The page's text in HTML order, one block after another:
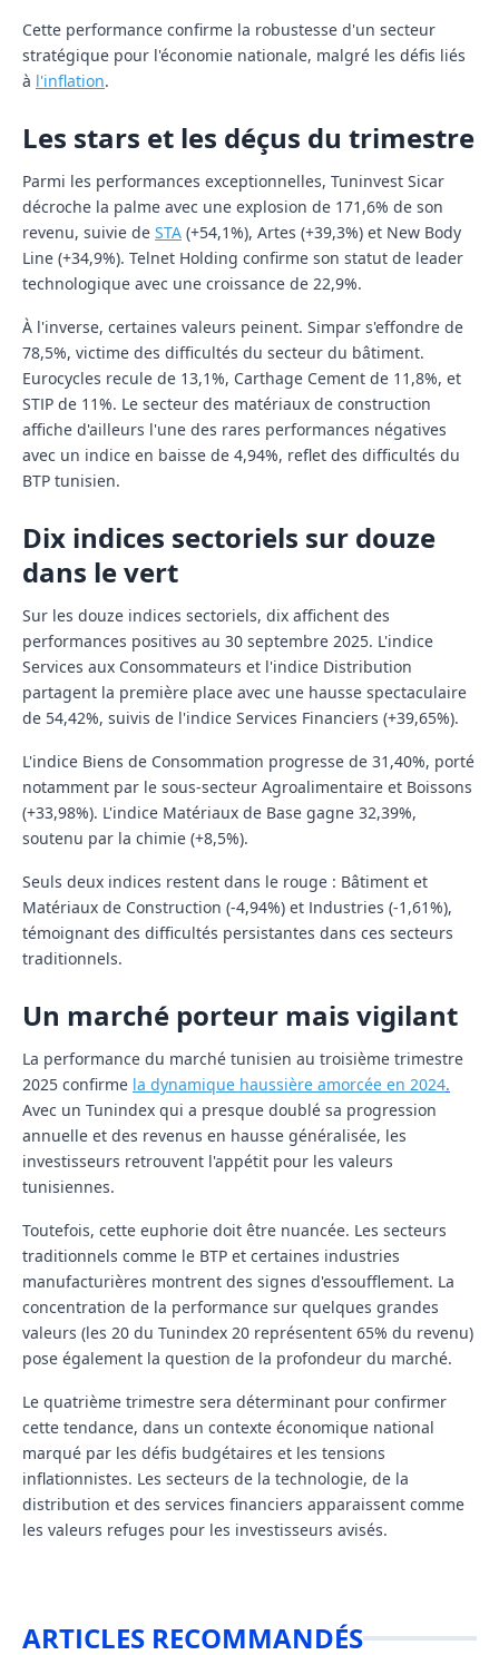
Cette performance confirme la robustesse d'un secteur
stratégique pour l'économie nationale, malgré les défis liés
à l'inflation.
Les stars et les déçus du trimestre
Parmi les performances exceptionnelles, Tuninvest Sicar
décroche la palme avec une explosion de 171,6% de son
revenu, suivie de STA (+54,1%), Artes (+39,3%) et New Body
Line (+34,9%). Telnet Holding confirme son statut de leader
technologique avec une croissance de 22,9%.
À l'inverse, certaines valeurs peinent. Simpar s'effondre de
78,5%, victime des difficultés du secteur du bâtiment.
Eurocycles recule de 13,1%, Carthage Cement de 11,8%, et
STIP de 11%. Le secteur des matériaux de construction
affiche d'ailleurs l'une des rares performances négatives
avec un indice en baisse de 4,94%, reflet des difficultés du
BTP tunisien.
Dix indices sectoriels sur douze
dans le vert
Sur les douze indices sectoriels, dix affichent des
performances positives au 30 septembre 2025. L'indice
Services aux Consommateurs et l'indice Distribution
partagent la première place avec une hausse spectaculaire
de 54,42%, suivis de l'indice Services Financiers (+39,65%).
L'indice Biens de Consommation progresse de 31,40%, porté
notamment par le sous-secteur Agroalimentaire et Boissons
(+33,98%). L'indice Matériaux de Base gagne 32,39%,
soutenu par la chimie (+8,5%).
Seuls deux indices restent dans le rouge : Bâtiment et
Matériaux de Construction (-4,94%) et Industries (-1,61%),
témoignant des difficultés persistantes dans ces secteurs
traditionnels.
Un marché porteur mais vigilant
La performance du marché tunisien au troisième trimestre
2025 confirme la dynamique haussière amorcée en 2024.
Avec un Tunindex qui a presque doublé sa progression
annuelle et des revenus en hausse généralisée, les
investisseurs retrouvent l'appétit pour les valeurs
tunisiennes.
Toutefois, cette euphorie doit être nuancée. Les secteurs
traditionnels comme le BTP et certaines industries
manufacturières montrent des signes d'essoufflement. La
concentration de la performance sur quelques grandes
valeurs (les 20 du Tunindex 20 représentent 65% du revenu)
pose également la question de la profondeur du marché.
Le quatrième trimestre sera déterminant pour confirmer
cette tendance, dans un contexte économique national
marqué par les défis budgétaires et les tensions
inflationnistes. Les secteurs de la technologie, de la
distribution et des services financiers apparaissent comme
les valeurs refuges pour les investisseurs avisés.
ARTICLES RECOMMANDÉS